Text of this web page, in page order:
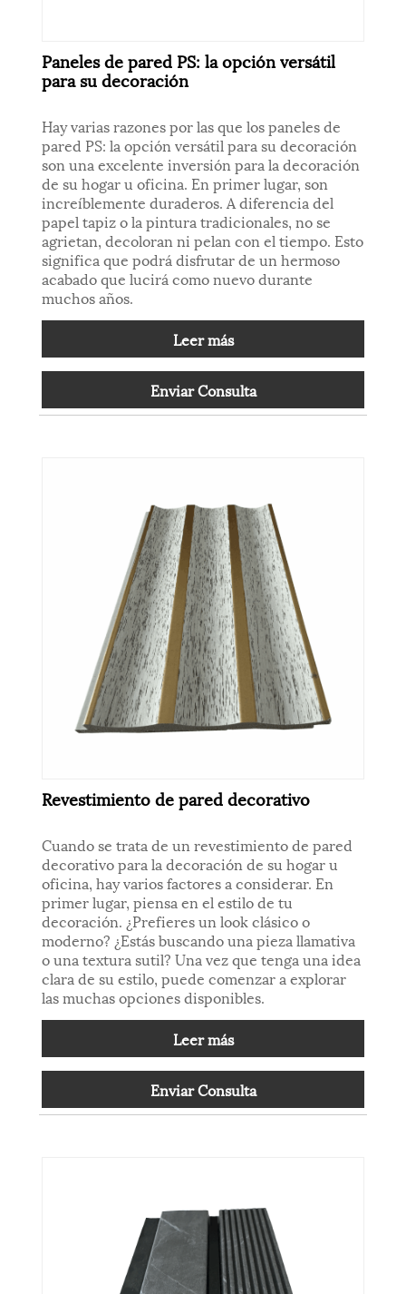
Paneles de pared PS: la opción versátil
para su decoración
Hay varias razones por las que los paneles de
pared PS: la opción versátil para su decoración
son una excelente inversión para la decoración
de su hogar u oficina. En primer lugar, son
increíblemente duraderos. A diferencia del
papel tapiz o la pintura tradicionales, no se
agrietan, decoloran ni pelan con el tiempo. Esto
significa que podrá disfrutar de un hermoso
acabado que lucirá como nuevo durante
muchos años.
Leer más
Enviar Consulta
Revestimiento de pared decorativo
Cuando se trata de un revestimiento de pared
decorativo para la decoración de su hogar u
oficina, hay varios factores a considerar. En
primer lugar, piensa en el estilo de tu
decoración. ¿Prefieres un look clásico o
moderno? ¿Estás buscando una pieza llamativa
o una textura sutil? Una vez que tenga una idea
clara de su estilo, puede comenzar a explorar
las muchas opciones disponibles.
Leer más
Enviar Consulta